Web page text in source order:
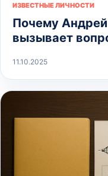
ИЗВЕСТНЫЕ ЛИЧНОСТИ
Почему
вызывает
11.10.2025